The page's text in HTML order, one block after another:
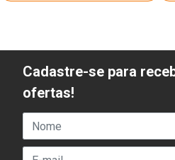
Cadastre-se para
ofertas!